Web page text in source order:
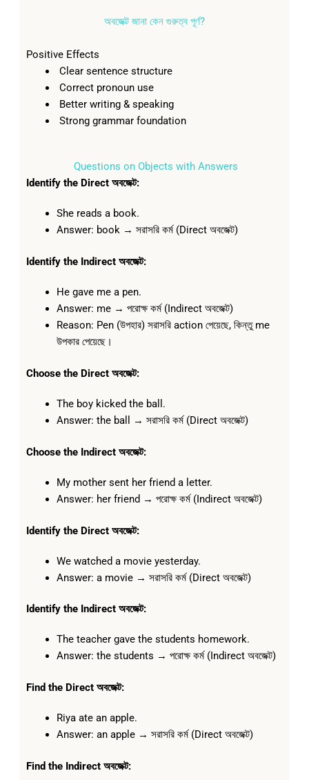
অবজেক্ট জানা কেন গুরুত্ব পূর্ণ?
Positive Effects
Clear sentence structure
Correct pronoun use
Better writing & speaking
Strong grammar foundation
Questions on Objects with Answers
Identify the Direct অবজেক্ট:
She reads a book.
Answer: book → সরাসরি কর্ম (Direct অবজেক্ট)
Identify the Indirect অবজেক্ট:
He gave me a pen.
Answer: me → পরোক্ষ কর্ম (Indirect অবজেক্ট)
Reason: Pen (উপহার) সরাসরি action পেয়েছে, কিন্তু me
উপকার পেয়েছে।
Choose the Direct অবজেক্ট:
The boy kicked the ball.
Answer: the ball → সরাসরি কর্ম (Direct অবজেক্ট)
Choose the Indirect অবজেক্ট:
My mother sent her friend a letter.
Answer: her friend → পরোক্ষ কর্ম (Indirect অবজেক্ট)
Identify the Direct অবজেক্ট:
We watched a movie yesterday.
Answer: a movie → সরাসরি কর্ম (Direct অবজেক্ট)
Identify the Indirect অবজেক্ট:
The teacher gave the students homework.
Answer: the students → পরোক্ষ কর্ম (Indirect অবজেক্ট)
Find the Direct অবজেক্ট:
Riya ate an apple.
Answer: an apple → সরাসরি কর্ম (Direct অবজেক্ট)
Find the Indirect অবজেক্ট: